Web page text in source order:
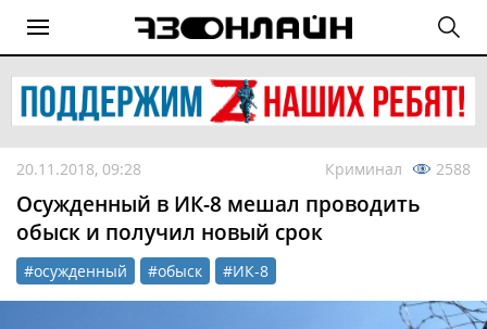
20.11.2018, 09:28 Криминал 2588
Осужденный в ИК-8 мешал проводить
обыск и получил новый срок
#осужденный #обыск #ИК-8